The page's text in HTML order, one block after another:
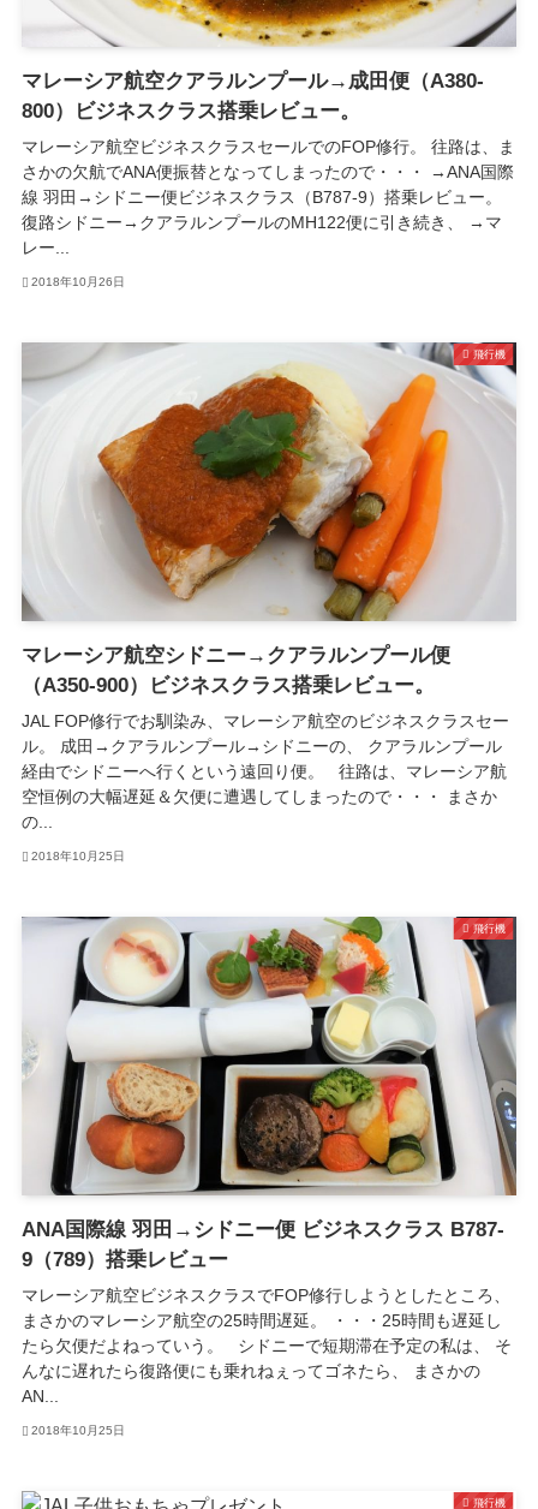
マレーシア航空クアラルンプール→成田便（A380-
800）ビジネスクラス搭乗レビュー。
マレーシア航空ビジネスクラスセールでのFOP修行。 往路は、ま
さかの欠航でANA便振替となってしまったので・・・ →ANA国際
線 羽田→シドニー便ビジネスクラス（B787-9）搭乗レビュー。
復路シドニー→クアラルンプールのMH122便に引き続き、 →マ
レー...
2018年10月26日
飛行機
マレーシア航空シドニー→クアラルンプール便
（A350-900）ビジネスクラス搭乗レビュー。
JAL FOP修行でお馴染み、マレーシア航空のビジネスクラスセー
ル。 成田→クアラルンプール→シドニーの、 クアラルンプール
経由でシドニーへ行くという遠回り便。 往路は、マレーシア航
空恒例の大幅遅延＆欠便に遭遇してしまったので・・・ まさか
の...
2018年10月25日
飛行機
ANA国際線 羽田→シドニー便 ビジネスクラス B787-
9（789）搭乗レビュー
マレーシア航空ビジネスクラスでFOP修行しようとしたところ、
まさかのマレーシア航空の25時間遅延。 ・・・25時間も遅延し
たら欠便だよねっていう。 シドニーで短期滞在予定の私は、 そ
んなに遅れたら復路便にも乗れねぇってゴネたら、 まさかの
AN...
2018年10月25日
飛行機